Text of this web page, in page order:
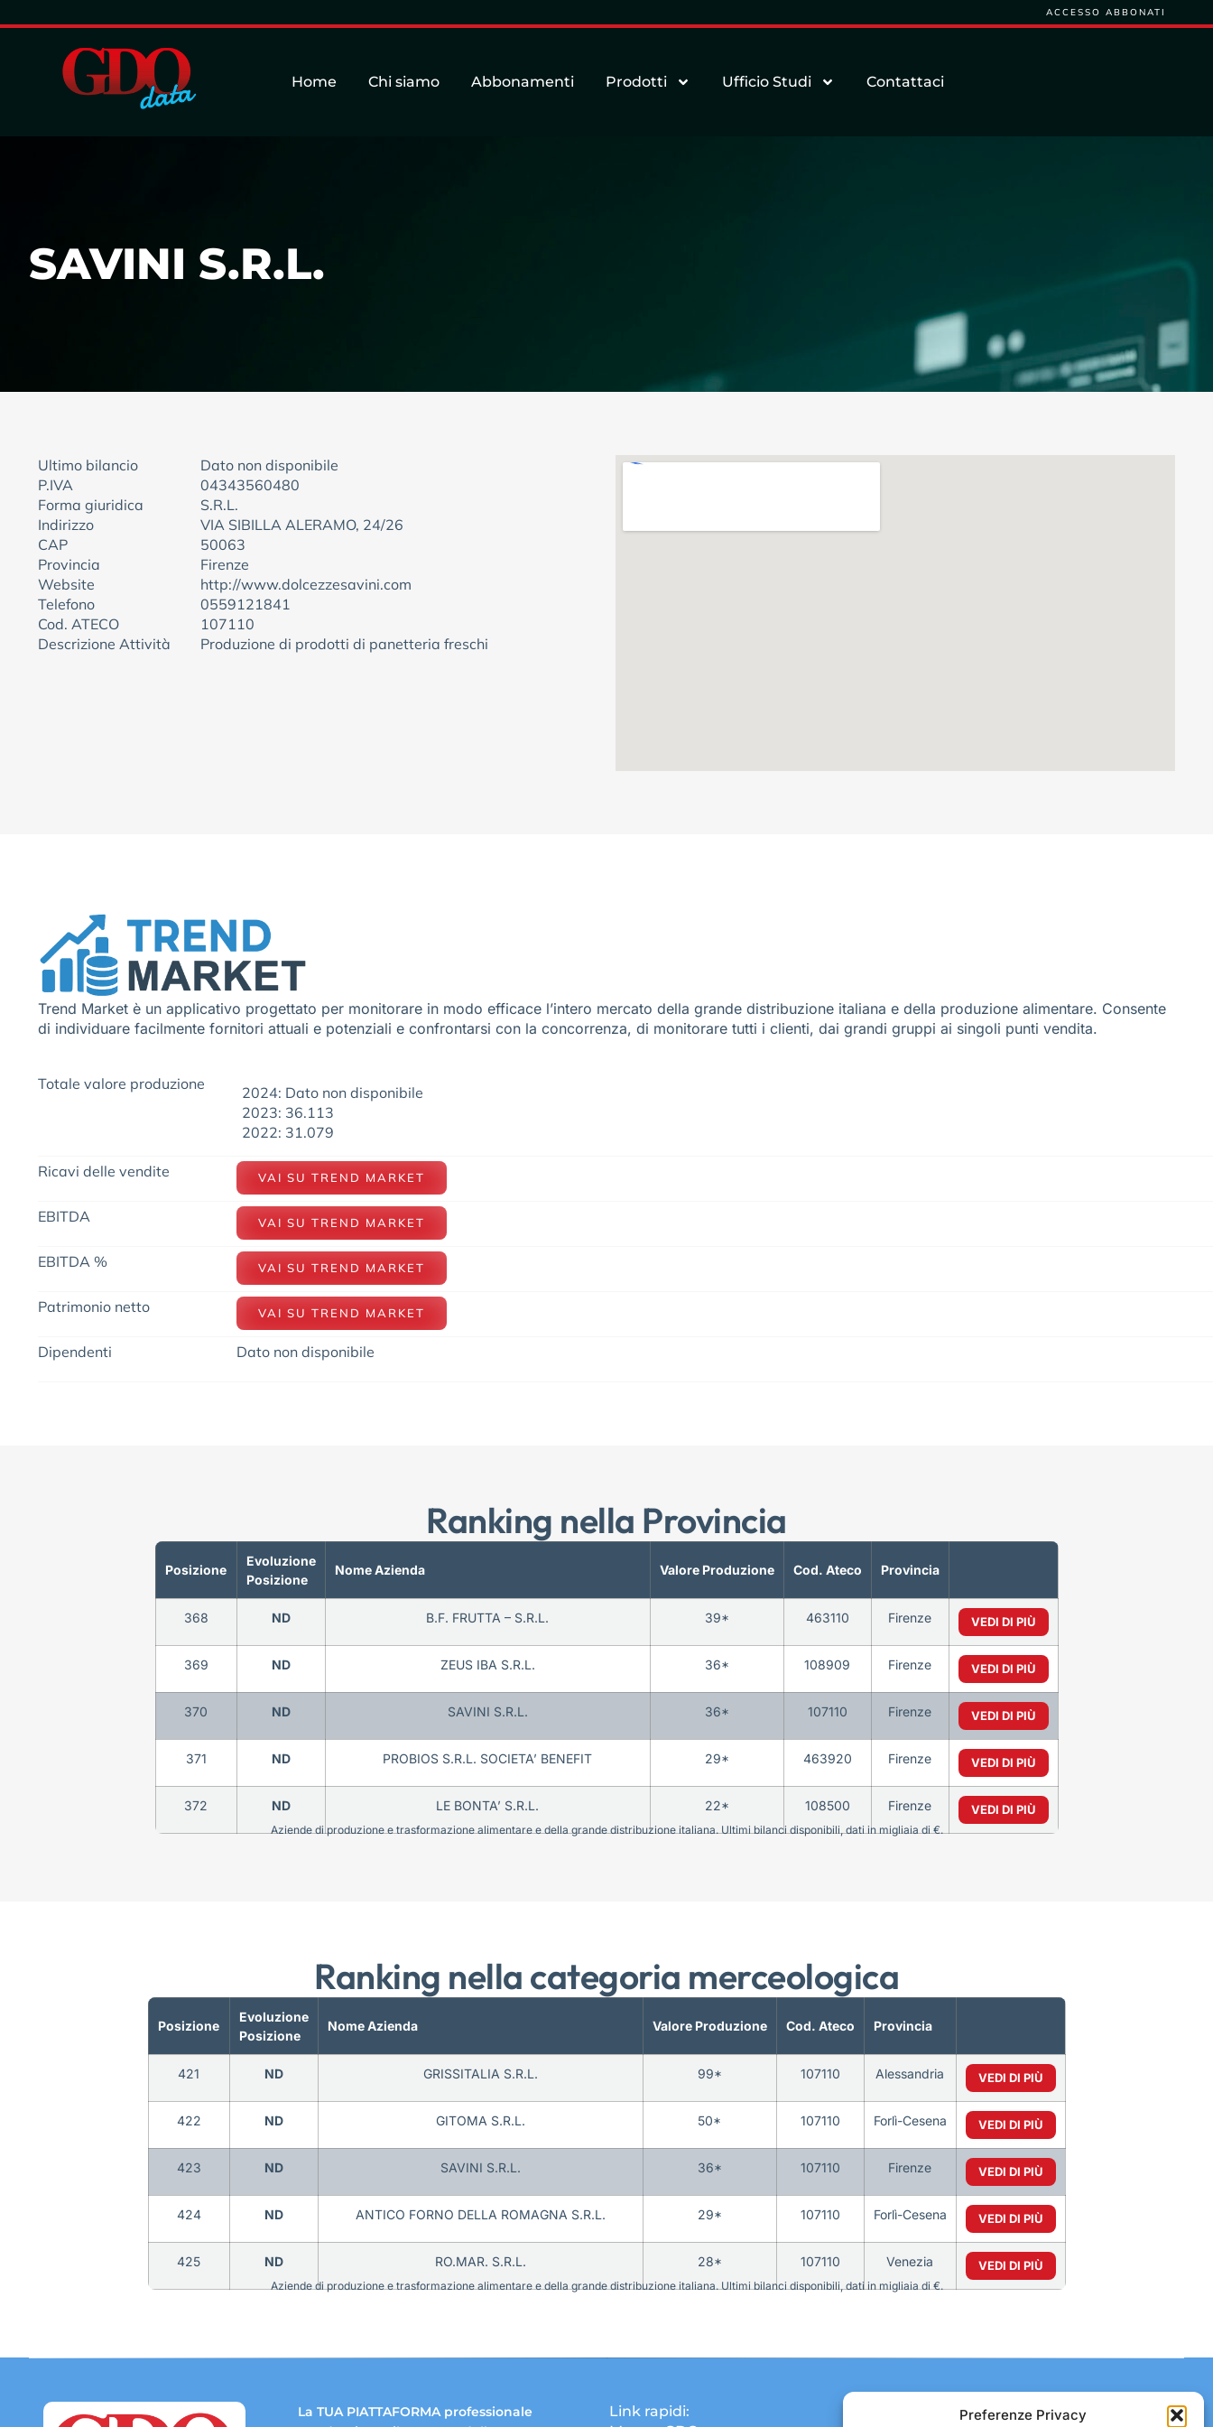
Preferenze Privacy
ACCESSO ABBONATI
Home Chi siamo Abbonamenti Prodotti Ufficio Studi Contattaci
SAVINI S.R.L.
Ultimo bilancio
Dato non disponibile
P.IVA
04343560480
Forma giuridica
S.R.L.
Indirizzo
VIA SIBILLA ALERAMO, 24/26
CAP
50063
Provincia
Firenze
Website
http://www.dolcezzesavini.com
Telefono
0559121841
Cod. ATECO
107110
Descrizione Attività
Produzione di prodotti di panetteria freschi
Trend Market è un applicativo progettato per monitorare in modo efficace l’intero mercato della grande distribuzione italiana e della produzione alimentare. Consente
di individuare facilmente fornitori attuali e potenziali e confrontarsi con la concorrenza, di monitorare tutti i clienti, dai grandi gruppi ai singoli punti vendita.
Totale valore produzione
2024: Dato non disponibile
2023: 36.113
2022: 31.079
Ricavi delle vendite VAI SU TREND MARKET
EBITDA VAI SU TREND MARKET
EBITDA % VAI SU TREND MARKET
Patrimonio netto VAI SU TREND MARKET
Dipendenti Dato non disponibile
Ranking nella Provincia
Posizione
Evoluzione
Posizione
Nome Azienda Valore Produzione Cod. Ateco Provincia
368 ND B.F. FRUTTA – S.R.L. 39* 463110 Firenze VEDI DI PIÙ
369 ND ZEUS IBA S.R.L. 36* 108909 Firenze VEDI DI PIÙ
370 ND SAVINI S.R.L. 36* 107110 Firenze VEDI DI PIÙ
371 ND PROBIOS S.R.L. SOCIETA’ BENEFIT 29* 463920 Firenze VEDI DI PIÙ
372 ND LE BONTA’ S.R.L. 22* 108500 Firenze VEDI DI PIÙ
Aziende di produzione e trasformazione alimentare e della grande distribuzione italiana. Ultimi bilanci disponibili, dati in migliaia di €.
Ranking nella categoria merceologica
Posizione
Evoluzione
Posizione
Nome Azienda Valore Produzione Cod. Ateco Provincia
421 ND GRISSITALIA S.R.L. 99* 107110 Alessandria VEDI DI PIÙ
422 ND GITOMA S.R.L. 50* 107110 Forlì-Cesena VEDI DI PIÙ
423 ND SAVINI S.R.L. 36* 107110 Firenze VEDI DI PIÙ
424 ND ANTICO FORNO DELLA ROMAGNA S.R.L. 29* 107110 Forlì-Cesena VEDI DI PIÙ
425 ND RO.MAR. S.R.L. 28* 107110 Venezia VEDI DI PIÙ
Aziende di produzione e trasformazione alimentare e della grande distribuzione italiana. Ultimi bilanci disponibili, dati in migliaia di €.
La TUA PIATTAFORMA professionale
Link rapidi: